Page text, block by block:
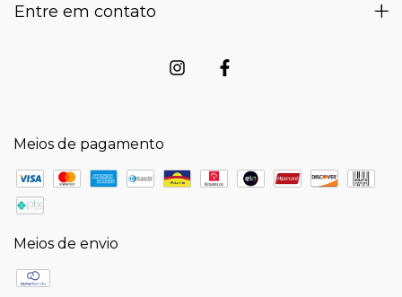
Entre em contato
Meios de pagamento
Meios de envio